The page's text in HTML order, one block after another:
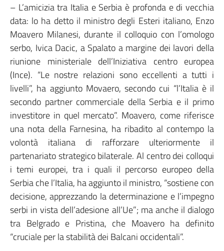
– L’amicizia tra Italia e Serbia è profonda e di vecchia
data: lo ha detto il ministro degli Esteri italiano, Enzo
Moavero Milanesi, durante il colloquio con l’omologo
serbo, Ivica Dacic, a Spalato a margine dei lavori della
riunione ministeriale dell’Iniziativa centro europea
(Ince). “Le nostre relazioni sono eccellenti a tutti i
livelli”, ha aggiunto Movaero, secondo cui “l’Italia è il
secondo partner commerciale della Serbia e il primo
investitore in quel mercato”. Moavero, come riferisce
una nota della Farnesina, ha ribadito al contempo la
volontà italiana di rafforzare ulteriormente il
partenariato strategico bilaterale. Al centro dei colloqui
i temi europei, tra i quali il percorso europeo della
Serbia che l’Italia, ha aggiunto il ministro, “sostiene con
decisione, apprezzando la determinazione e l’impegno
serbi in vista dell’adesione all’Ue”; ma anche il dialogo
tra Belgrado e Pristina, che Moavero ha definito
“cruciale per la stabilità dei Balcani occidentali”.